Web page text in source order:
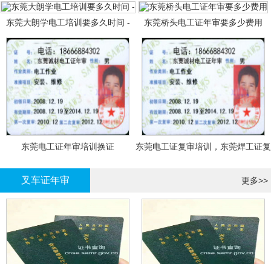
东莞大朗学电工培训要多久时间 - 东莞桥头电工证年审要多少费用
东莞电工证年审培训换证
东莞电工证复审培训，东莞焊工证复
叉车证年审 更多>>